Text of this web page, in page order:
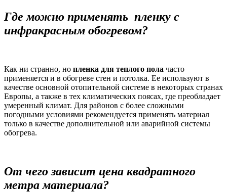
Где можно применять пленку с
инфракрасным обогревом?
Как ни странно, но пленка для теплого пола часто
применяется и в обогреве стен и потолка. Ее используют в
качестве основной отопительной системе в некоторых странах
Европы, а также в тех климатических поясах, где преобладает
умеренный климат. Для районов с более сложными
погодными условиями рекомендуется применять материал
только в качестве дополнительной или аварийной системы
обогрева.
От чего зависит цена квадратного
метра материала?